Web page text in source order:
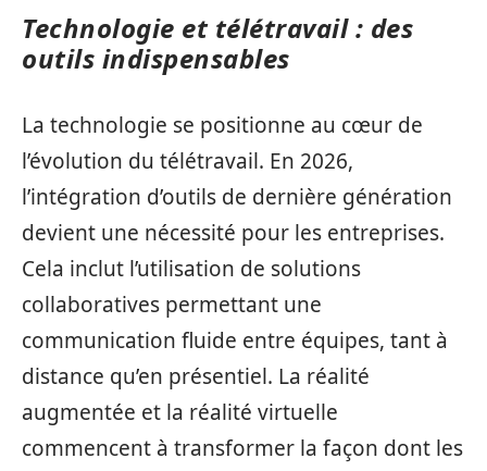
Technologie et télétravail : des
outils indispensables
La technologie se positionne au cœur de
l’évolution du télétravail. En 2026,
l’intégration d’outils de dernière génération
devient une nécessité pour les entreprises.
Cela inclut l’utilisation de solutions
collaboratives permettant une
communication fluide entre équipes, tant à
distance qu’en présentiel. La réalité
augmentée et la réalité virtuelle
commencent à transformer la façon dont les